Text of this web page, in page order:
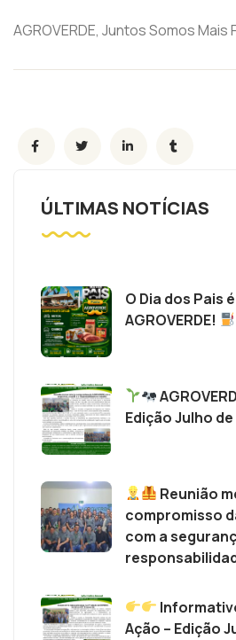
AGROVERDE, Juntos Somos Mais
ÚLTIMAS NOTÍCIAS
O Dia dos Pais
AGROVERDE!
Edição Julho
Reunião
compromisso
com a
Ação – Edição